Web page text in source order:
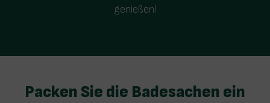
genießen!
Packen Sie die Badesachen ein